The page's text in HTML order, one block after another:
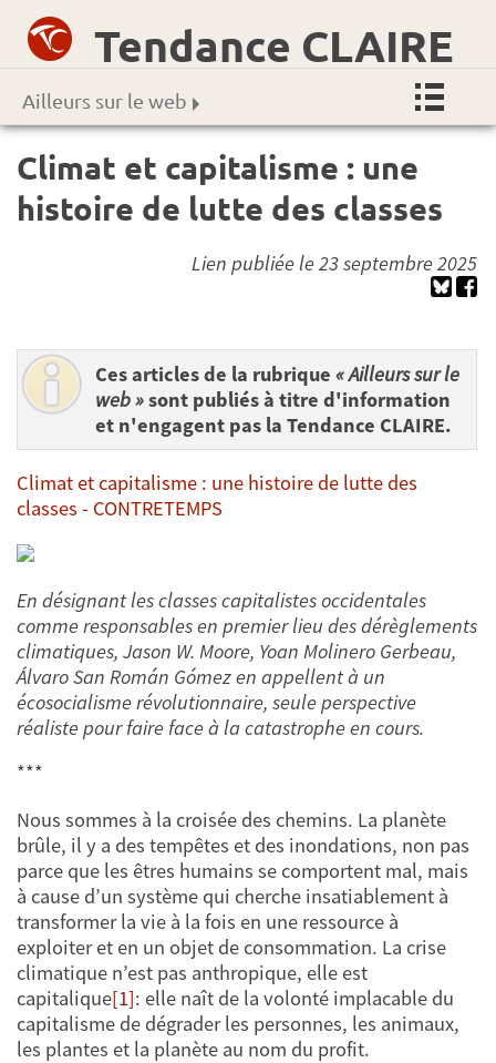
Tendance CLAIRE
Ailleurs sur le web
Climat et capitalisme : une
histoire de lutte des classes
Lien publiée le 23 septembre 2025
Ces articles de la rubrique « Ailleurs sur le
web »sont publiés à titre d'information
et n'engagent pas la Tendance CLAIRE.
Climat et capitalisme : une histoire de lutte des
classes - CONTRETEMPS
En désignant les classes capitalistes occidentales
comme responsables en premier lieu des dérèglements
climatiques, Jason W. Moore, Yoan Molinero Gerbeau,
Álvaro San Román Gómez en appellent à un
écosocialisme révolutionnaire, seule perspective
réaliste pour faire face à la catastrophe en cours.
***
Nous sommes à la croisée des chemins. La planète
brûle, il y a des tempêtes et des inondations, non pas
parce que les êtres humains se comportent mal, mais
à cause d’un système qui cherche insatiablement à
transformer la vie à la fois en une ressource à
exploiter et en un objet de consommation. La crise
climatique n’est pas anthropique, elle est
capitalique[1]: elle naît de la volonté implacable du
capitalisme de dégrader les personnes, les animaux,
les plantes et la planète au nom du profit.